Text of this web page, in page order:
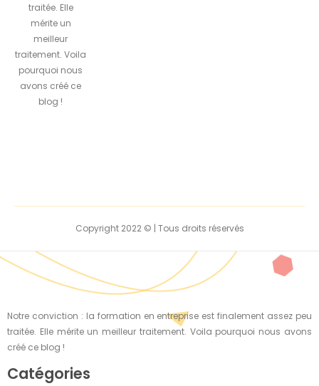
traitée. Elle
mérite un
meilleur
traitement. Voila
pourquoi nous
avons créé ce
blog !
Copyright 2022 © | Tous droits réservés
Notre conviction : la formation en entreprise est finalement assez peu
traitée. Elle mérite un meilleur traitement. Voila pourquoi nous avons
créé ce blog !
Catégories